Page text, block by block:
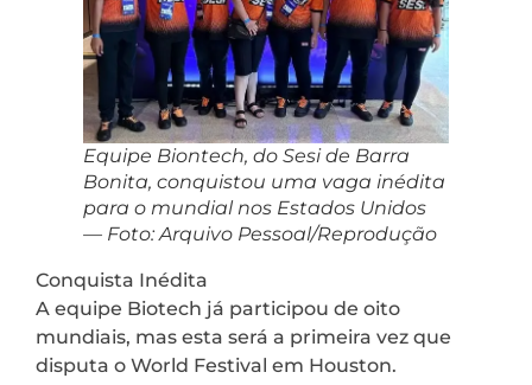
Equipe Biontech, do Sesi de Barra
Bonita, conquistou uma vaga inédita
para o mundial nos Estados Unidos
— Foto: Arquivo Pessoal/Reprodução
Conquista Inédita
A equipe Biotech já participou de oito
mundiais, mas esta será a primeira vez que
disputa o World Festival em Houston.